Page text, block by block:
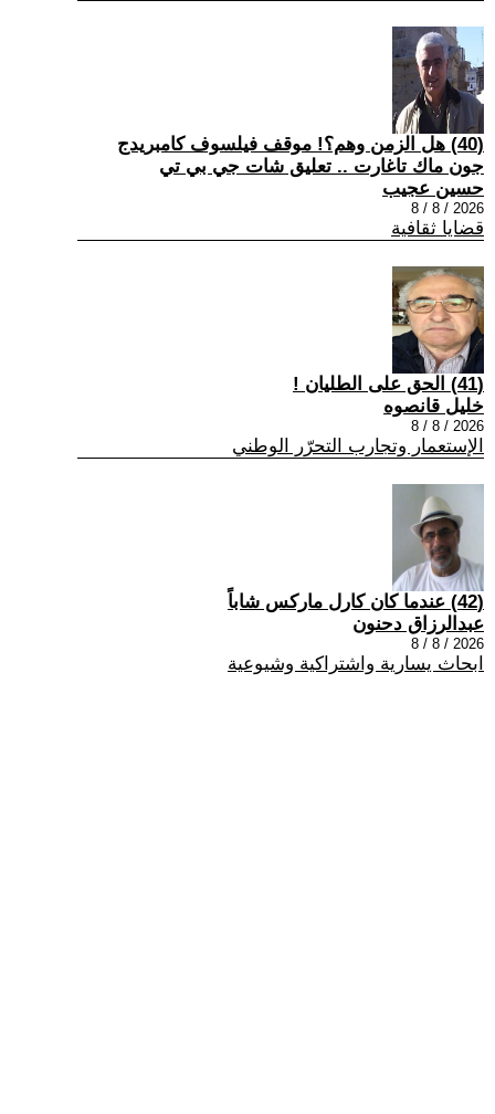
(40) هل الزمن وهم؟! موقف فيلسوف كامبريدج
جون ماك تاغارت .. تعليق شات جي بي تي
حسين عجيب
2026 / 8 / 8
قضايا ثقافية
(41) الحق على الطليان !
خليل قانصوه
2026 / 8 / 8
الإستعمار وتجارب التحرّر الوطني
(42) عندما كان كارل ماركس شاباً
عبدالرزاق دحنون
2026 / 8 / 8
ابحاث يسارية واشتراكية وشيوعية